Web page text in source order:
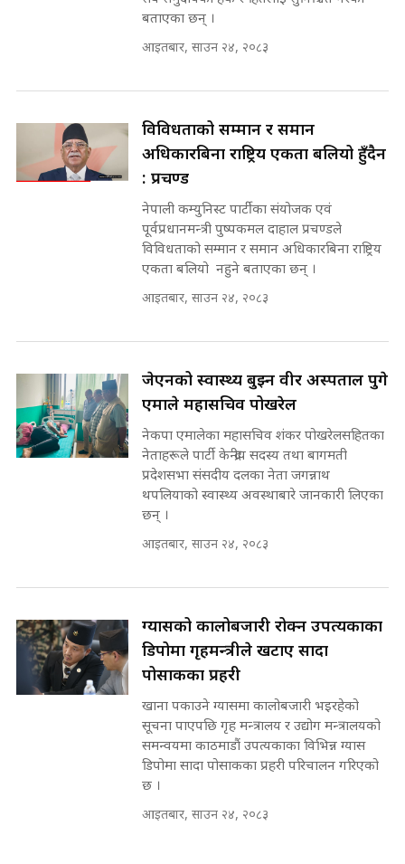
इनड्राइभ || SIDHAKURA ||
Prachanda, Rabi, Gagan Stand
on the Same Page ||
SIDHAKURA ||
सहकारी पीडितसँग मन्त्री प्रतिभा रावलले
भनिन्–साथ दिनुहोस्, दबाब होइन ||
Sidhakura || Pratibha Rawal
SIDHAKURA ||
कहिले बन्ला चक्रपथ ? विस्तार कार्यमा
किन भइरहेछ ढिलाइ ?The Ring Road
Expansion Dilemma |
SIDHAKURA |
मन्त्री आउने बित्तिकै सुरु भएको थियो
घुसको डिल || Raj Kumar Gupta ||
घुसको डिल गर्ने मन्त्रीकाे राजिनामा,
भूमिसुधार मन्त्रीलाई जोगाइदै ! ||
SIDHAKURA ||
७८ लाख घुस खाने मन्त्री ! जोगाउने
प्रधानमन्त्री ? || SIDHAKURA ||
SIDHAKURA INVESTIGATION
मन्त्री र पूर्व मन्त्रीको ७८ लाख घुस डिलको
अडियो | FULL AUDIO |
SIDHAKURA |
मन्त्री राजकुमारलाई घुस दिने विचौलीया
पूर्व मन्त्री रञ्जिता || SIDHAKURA
नोट मन्त्रीलाई घुस | SIDHAKURA |
SIDHAKURA INVESTIGATION |
मृतकका परिवारप्रति मेडिकल काउन्सीलको
बदनियत ! न्याय खोज्दै भौतारिदै सुवास
|| THE REPORTER ||
बताएका छन् ।
आइतबार, साउन २४, २०८३
विविधताको सम्मान र समान
अधिकारबिना राष्ट्रिय एकता बलियो हुँदैन
: प्रचण्ड
नेपाली कम्युनिस्ट पार्टीका संयोजक एवं
पूर्वप्रधानमन्त्री पुष्पकमल दाहाल प्रचण्डले
विविधताको सम्मान र समान अधिकारबिना राष्ट्रिय
एकता बलियो नहुने बताएका छन् ।
आइतबार, साउन २४, २०८३
जेएनको स्वास्थ्य बुझ्न वीर अस्पताल पुगे
एमाले महासचिव पोखरेल
नेकपा एमालेका महासचिव शंकर पोखरेलसहितका
नेताहरूले पार्टी केन्द्रीय सदस्य तथा बागमती
प्रदेशसभा संसदीय दलका नेता जगन्नाथ
थपलियाको स्वास्थ्य अवस्थाबारे जानकारी लिएका
छन् ।
आइतबार, साउन २४, २०८३
ग्यासको कालोबजारी रोक्न उपत्यकाका
डिपोमा गृहमन्त्रीले खटाए सादा
पोसाकका प्रहरी
खाना पकाउने ग्यासमा कालोबजारी भइरहेको
सूचना पाएपछि गृह मन्त्रालय र उद्योग मन्त्रालयको
समन्वयमा काठमाडौं उपत्यकाका विभिन्न ग्यास
डिपोमा सादा पोसाकका प्रहरी परिचालन गरिएको
छ ।
आइतबार, साउन २४, २०८३